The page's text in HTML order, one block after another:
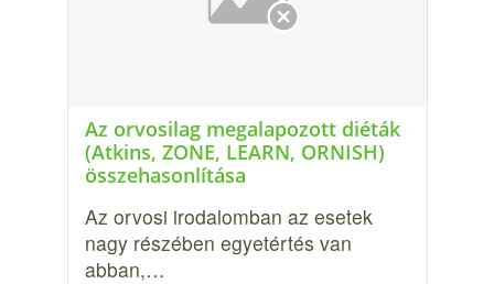
Az orvosilag megalapozott diéták
(Atkins, ZONE, LEARN, ORNISH)
összehasonlítása
Az orvosi irodalomban az esetek
nagy részében egyetértés van
abban,…